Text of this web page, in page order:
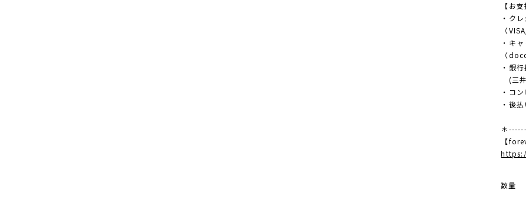
【お
・ク
（
・キ
（
・銀
(三
・コ
・後
＊
【
数量